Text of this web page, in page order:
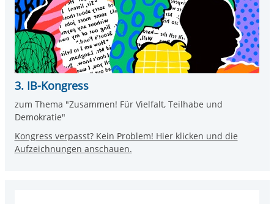
3. IB-Kongress
zum Thema "Zusammen! Für Vielfalt, Teilhabe und
Demokratie"
Kongress verpasst? Kein Problem! Hier klicken und die
Aufzeichnungen anschauen.